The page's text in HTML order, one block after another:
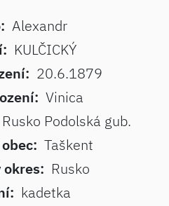
Alexandr
KULČICKÝ
20.6.1879
Vinica
Rusko Podolská gub.
Taškent
okres: Rusko
kadetka